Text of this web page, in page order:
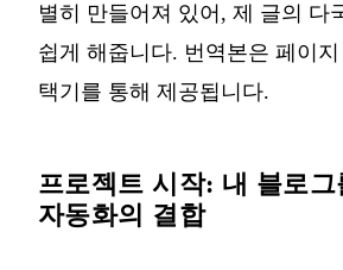
별히 만들어져 있어, 제 글의 다
쉽게 해줍니다. 번역본은 페이
택기를 통해 제공됩니다.
프로젝트 시작: 내 블로
자동화의 결합